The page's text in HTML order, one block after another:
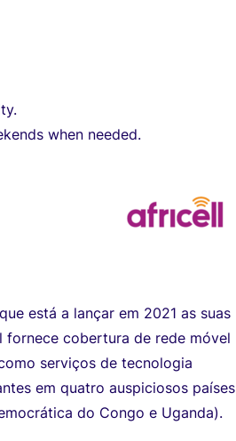
when needed.
está a lançar em 2021 as suas
fornece cobertura de rede móvel
serviços de tecnologia
em quatro auspiciosos países
do Congo e Uganda).